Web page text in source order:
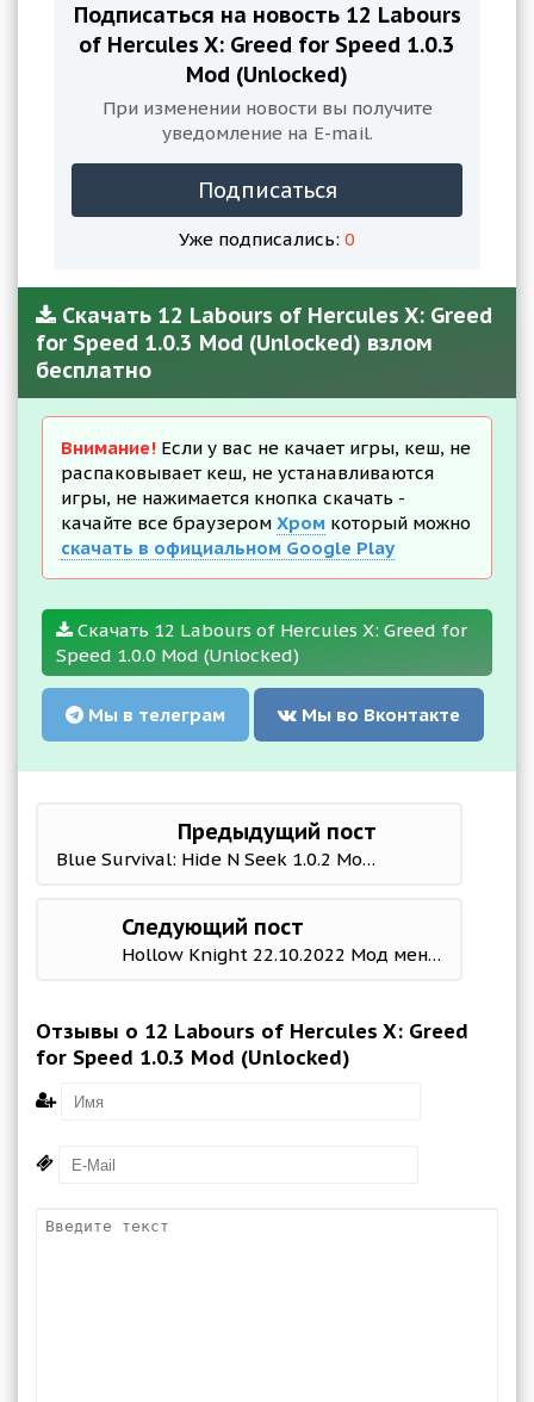
Подписаться на новость 12 Labours
of Hercules X: Greed for Speed 1.0.3
Mod (Unlocked)
При изменении новости вы получите
уведомление на E-mail.
Подписаться
Уже подписались: 0
Скачать 12 Labours of Hercules X: Greed
for Speed 1.0.3 Mod (Unlocked) взлом
бесплатно
Внимание! Если у вас не качает игры, кеш, не
распаковывает кеш, не устанавливаются
игры, не нажимается кнопка скачать -
качайте все браузером Хром который можно
скачать в официальном Google Play
Скачать 12 Labours of Hercules X: Greed for
Speed 1.0.0 Mod (Unlocked)
Мы в телеграм Мы во Вконтакте
Предыдущий пост
Blue Survival: Hide N Seek 1.0.2 Mod (Money/Get rewarded without watching ads)
Следующий пост
Hollow Knight 22.10.2022 Мод меню
Отзывы о 12 Labours of Hercules X: Greed
for Speed 1.0.3 Mod (Unlocked)